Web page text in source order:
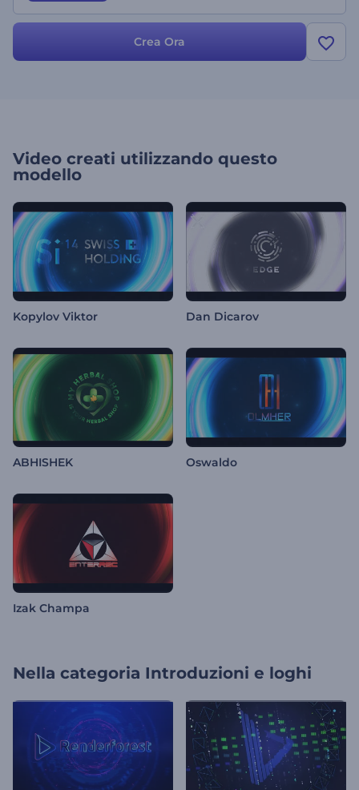
Crea Ora
Video creati utilizzando questo
modello
Kopylov Viktor Dan Dicarov
ABHISHEK Oswaldo
Izak Champa
Nella categoria Introduzioni e loghi